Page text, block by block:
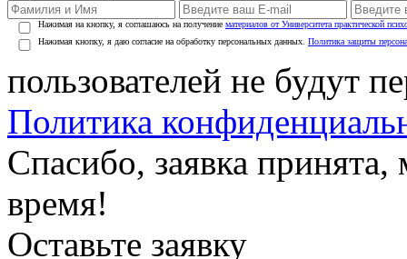
Нажимая на кнопку, я соглашаюсь на получение материалов от Университета практической
Нажимая кнопку, я даю согласие на обработку персональных данных. Политика защиты
пользователей не будут
Политика
Спасибо, заявка
время!
Оставьте заявку